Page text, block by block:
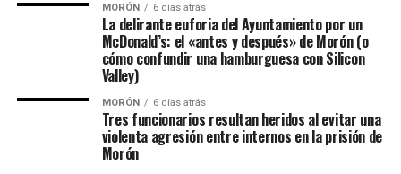
MORÓN 6 días atrás
La delirante euforia del Ayuntamiento por un
McDonald’s: el «antes y después» de Morón (o
cómo confundir una hamburguesa con Silicon
Valley)
MORÓN 6 días atrás
Tres funcionarios resultan heridos al evitar una
violenta agresión entre internos en la prisión de
Morón